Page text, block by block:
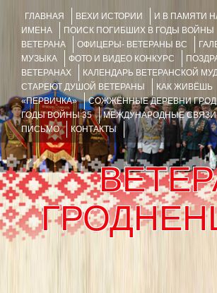
ГЛАВНАЯ ВЕХИ ИСТОРИИ
И В ПАМЯТИ
ИМЕНА
ПОИСК ПОГИБШИХ В ГОДЫ ВОЙНЫ
ВЕТЕРАНА
ОФИЦЕРЫ- ВЕТЕРАНЫ ВС
МУЗЫКА
ФОТО И ВИДЕО КОНКУРС
ВЕТЕРАНАХ
КАЛЕНДАРЬ ВЕТЕРАНСКОЙ
СТАРЕЮТ ДУШОЙ ВЕТЕРАНЫ
КАК ЖИВЁШЬ
«ПЕРВИЧКА»
СОЖЖЁННЫЕ ДЕРЕВНИ
ГОДЫ ВОЙНЫ 35
МЕЖДУНАРОДНЫЕ СВЯЗИ
ПИСЬМО
КОНТАКТЫ